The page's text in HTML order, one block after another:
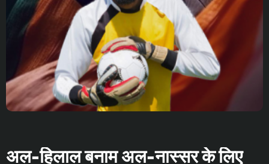
अल-हिलाल बनाम अल-नास्सर के लिए